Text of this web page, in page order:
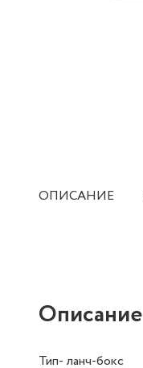
ОПИСАНИЕ
Описание
Тип- ланч-бокс